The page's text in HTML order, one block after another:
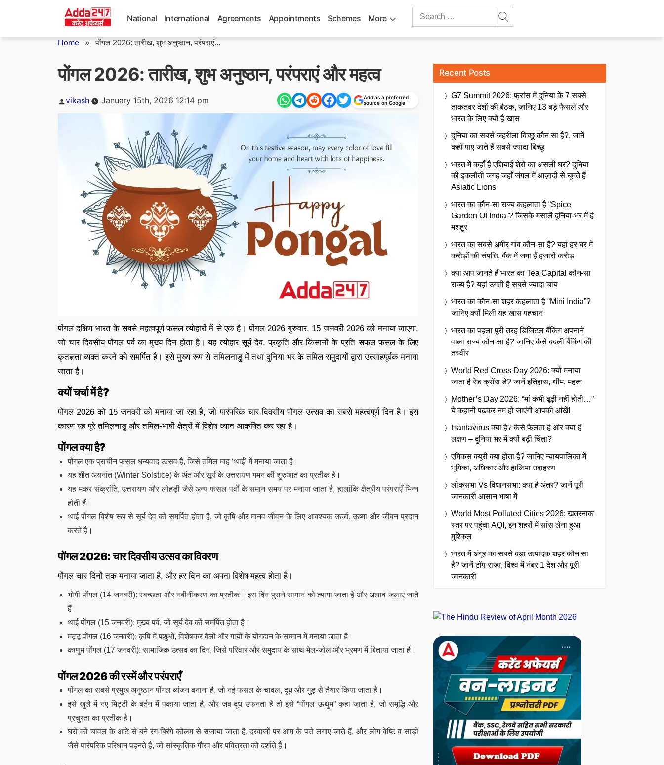
National International Agreements Appointments Schemes More
Search
Home »पोंगल 2026: तारीख, शुभ अनुष्ठान, परंपराएं...
पोंगल 2026: तारीख, शुभ अनुष्ठान, परंपराएं और महत्व
Posted
vikash January 15th, 2026 12:14 pm
Add as a preferred
source on Google
पोंगल दक्षिण भारत के सबसे महत्वपूर्ण फसल त्योहारों में से एक है। पोंगल 2026 गुरुवार, 15 जनवरी 2026 को मनाया जाएगा,
जो चार दिवसीय पोंगल पर्व का मुख्य दिन होता है। यह त्योहार सूर्य देव, प्रकृति और किसानों के प्रति सफल फसल के लिए
कृतज्ञता व्यक्त करने को समर्पित है। इसे मुख्य रूप से तमिलनाडु में तथा दुनिया भर के तमिल समुदायों द्वारा उत्साहपूर्वक मनाया
जाता है।
क्यों चर्चा में है?
पोंगल 2026 को 15 जनवरी को मनाया जा रहा है, जो पारंपरिक चार दिवसीय पोंगल उत्सव का सबसे महत्वपूर्ण दिन है। इस
कारण यह पूरे तमिलनाडु और तमिल-भाषी क्षेत्रों में विशेष ध्यान आकर्षित कर रहा है।
पोंगल क्या है?
पोंगल एक प्राचीन फसल धन्यवाद उत्सव है, जिसे तमिल माह ‘थाई’ में मनाया जाता है।
यह शीत अयनांत (Winter Solstice) के अंत और सूर्य के उत्तरायण गमन की शुरुआत का प्रतीक है।
यह मकर संक्रांति, उत्तरायण और लोहड़ी जैसे अन्य फसल पर्वों के समान समय पर मनाया जाता है, हालांकि क्षेत्रीय परंपराएँ भिन्न
होती हैं।
थाई पोंगल विशेष रूप से सूर्य देव को समर्पित होता है, जो कृषि और मानव जीवन के लिए आवश्यक ऊर्जा, ऊष्मा और जीवन प्रदान
करते हैं।
पोंगल 2026: चार दिवसीय उत्सव का विवरण
पोंगल चार दिनों तक मनाया जाता है, और हर दिन का अपना विशेष महत्व होता है।
भोगी पोंगल (14 जनवरी): स्वच्छता और नवीनीकरण का प्रतीक। इस दिन पुराने सामान को त्यागा जाता है और अलाव जलाए जाते
हैं।
थाई पोंगल (15 जनवरी): मुख्य पर्व, जो सूर्य देव को समर्पित होता है।
मट्टू पोंगल (16 जनवरी): कृषि में पशुओं, विशेषकर बैलों और गायों के योगदान के सम्मान में मनाया जाता है।
काणुम पोंगल (17 जनवरी): सामाजिक उत्सव का दिन, जिसे परिवार और समुदाय के साथ मेल-जोल और भ्रमण में बिताया जाता है।
पोंगल 2026 की रस्में और परंपराएँ
पोंगल का सबसे प्रमुख अनुष्ठान पोंगल व्यंजन बनाना है, जो नई फसल के चावल, दूध और गुड़ से तैयार किया जाता है।
इसे खुले में नए मिट्टी के बर्तन में पकाया जाता है, और जब दूध उफनता है तो इसे “पोंगल ऊथुम” कहा जाता है, जो समृद्धि और
प्रचुरता का प्रतीक है।
घरों को चावल के आटे से बने रंग-बिरंगे कोलम से सजाया जाता है, दरवाजों पर आम के पत्ते लगाए जाते हैं, और लोग वेष्टि व साड़ी
जैसे पारंपरिक परिधान पहनते हैं, जो सांस्कृतिक गौरव और पवित्रता को दर्शाते हैं।
Recent Posts
G7 Summit 2026: फ्रांस में दुनिया के 7 सबसे
ताकतवर देशों की बैठक, जानिए 13 बड़े फैसले और
भारत के लिए क्यों है खास
दुनिया का सबसे जहरीला बिच्छू कौन सा है?, जानें
कहाँ पाए जाते हैं सबसे ज्यादा बिच्छू
भारत में कहाँ है एशियाई शेरों का असली घर? दुनिया
की इकलौती जगह जहाँ जंगल में आज़ादी से घूमते हैं
Asiatic Lions
भारत का कौन-सा राज्य कहलाता है “Spice
Garden Of India”? जिसके मसालें दुनिया-भर में है
मशहूर
भारत का सबसे अमीर गांव कौन-सा है? यहां हर घर में
करोड़ों की संपत्ति, बैंक में जमा हैं हजारों करोड़
क्या आप जानते हैं भारत का Tea Capital कौन-सा
राज्य है? यहां उगती है सबसे ज्यादा चाय
भारत का कौन-सा शहर कहलाता है “Mini India”?
जानिए क्यों मिली यह खास पहचान
भारत का पहला पूरी तरह डिजिटल बैंकिंग अपनाने
वाला राज्य कौन-सा है? जानिए कैसे बदली बैंकिंग की
तस्वीर
World Red Cross Day 2026: क्यों मनाया
जाता है रेड क्रॉस डे? जानें इतिहास, थीम, महत्व
Mother’s Day 2026: “मां कभी बूढ़ी नहीं होती…”
ये कहानी पढ़कर नम हो जाएंगी आपकी आंखें!
Hantavirus क्या है? कैसे फैलता है और क्या हैं
लक्षण – दुनिया भर में क्यों बढ़ी चिंता?
एमिकस क्यूरी क्या होता है? जानिए न्यायपालिका में
भूमिका, अधिकार और हालिया उदाहरण
लोकसभा Vs विधानसभा: क्या है अंतर? जानें पूरी
जानकारी आसान भाषा में
World Most Polluted Cities 2026: खतरनाक
स्तर पर पहुंचा AQI, इन शहरों में सांस लेना हुआ
मुश्किल
भारत में अंगूर का सबसे बड़ा उत्पादक शहर कौन सा
है? जानें टॉप राज्य, विश्व में नंबर 1 देश और पूरी
जानकारी